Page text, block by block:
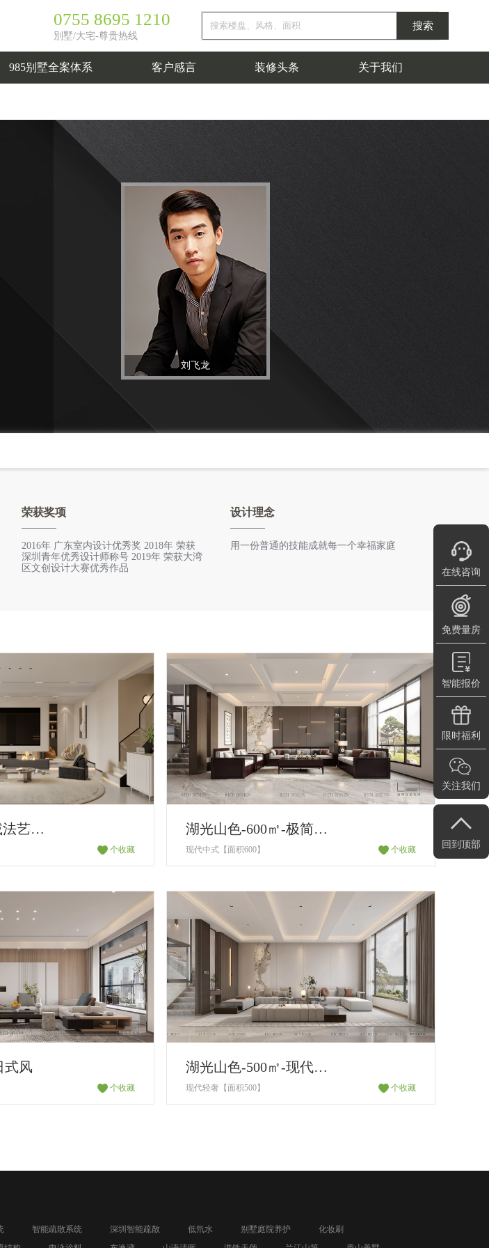
0755 8695 1210
別墅/大宅-尊贵热线
平层 复式
自建别墅
150~300㎡ 300~500㎡ 500-1000㎡
1000㎡以
现代中式 自然主义
法
独栋别墅 联排别墅 平层 跃层
自建别墅
985别墅全案体系
材料体系
客户感言 装修头条 关于我们
刘飞龙
荣获奖项
2016年 广东室内设计优秀奖 2018年 荣获
深圳青年优秀设计师称号 2019年 荣获大湾
区文创设计大赛优秀作品
设计理念
用一份普通的技能成就每一个幸福家庭
誉巢·振业城 | 减法艺术 虚实共生
个收藏
湖光山色-600㎡-极简中式
现代中式【面积600】 个收藏
式风
个收藏
湖光山色-500㎡-现代轻奢
现代轻奢【面积500】 个收藏
在线咨询
免费量房
智能报价
限时福利
关注我们
回到顶部
智能疏散系统 深圳智能疏散 低氘水 别墅庭院养护
化妆刷